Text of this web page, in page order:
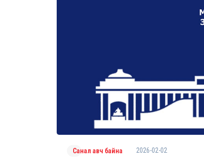
Санал авч байна 2026-02-02